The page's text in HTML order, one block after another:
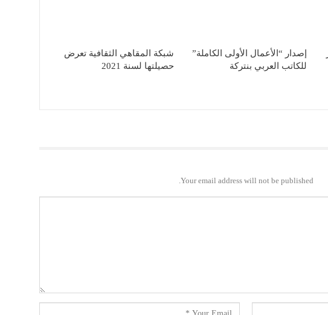
إصدار “الأعمال الأولى الكاملة”
للكاتب العربي بنتركة
شبكة المقاهي الثقافية تعرض
حصيلتها لسنة 2021
Your email address will not be published.